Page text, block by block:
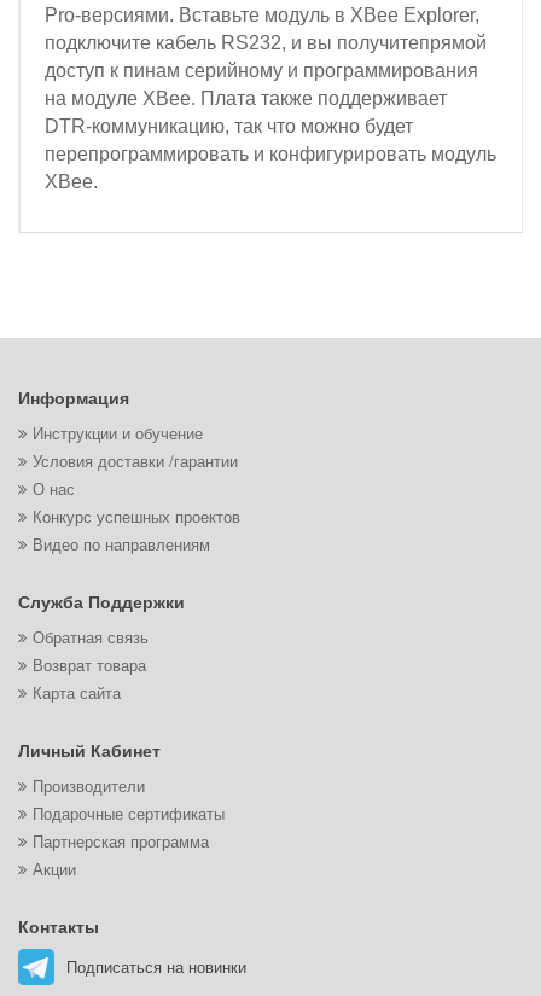
Pro-версиями. Вставьте модуль в XBee Explorer,
подключите кабель RS232, и вы получитепрямой
доступ к пинам серийному и программирования
на модуле XBee. Плата также поддерживает
DTR-коммуникацию, так что можно будет
перепрограммировать и конфигурировать модуль
XBee.
Информация
Инструкции и обучение
Условия доставки /гарантии
О нас
Конкурс успешных проектов
Видео по направлениям
Служба Поддержки
Обратная связь
Возврат товара
Карта сайта
Личный Кабинет
Производители
Подарочные сертификаты
Партнерская программа
Акции
Контакты
Подписаться на новинки